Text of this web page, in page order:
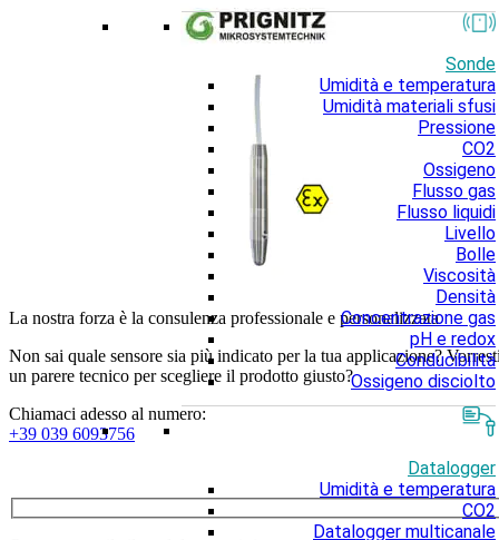
Sonde
Umidità e temperatura
Umidità materiali sfusi
Pressione
CO2
Ossigeno
Flusso gas
Flusso liquidi
Livello
Bolle
Viscosità
Densità
Concentrazione gas
pH e redox
Conducibilità
Ossigeno disciolto
Datalogger
Umidità e temperatura
CO2
Datalogger multicanale
La nostra forza è la consulenza professionale e personalizzata
Non sai quale sensore sia più indicato per la tua applicazione?
un parere tecnico per scegliere il prodotto giusto?
Chiamaci adesso al numero:
+39 039 6093756